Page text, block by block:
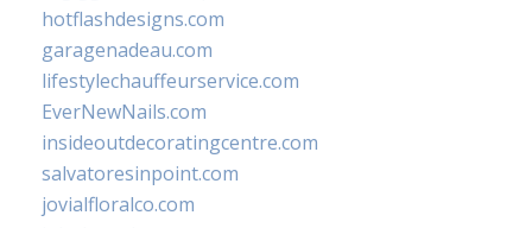
hotflashdesigns.com
garagenadeau.com
lifestylechauffeurservice.com
EverNewNails.com
insideoutdecoratingcentre.com
salvatoresinpoint.com
jovialfloralco.com